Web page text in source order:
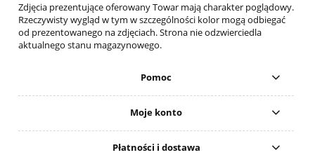
Zdjęcia prezentujące oferowany Towar mają charakter poglądowy.
Rzeczywisty wygląd w tym w szczególności kolor mogą odbiegać
od prezentowanego na zdjęciach. Strona nie odzwierciedla
aktualnego stanu magazynowego.
Pomoc
Moje konto
Płatności i dostawa